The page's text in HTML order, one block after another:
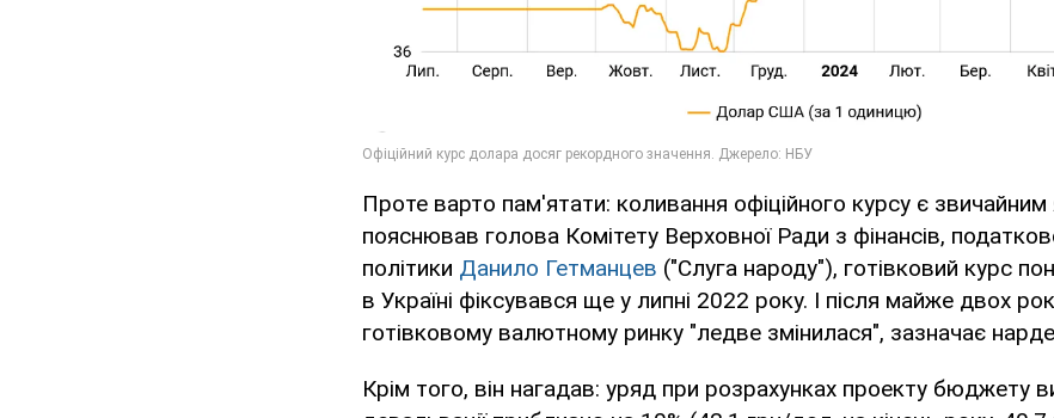
Проте варто пам'ятати: коливання офіційного курсу є
пояснював голова Комітету Верховної Ради з фінансів,
політики Данило Гетманцев ("Слуга народу"), готівковий курс
в Україні фіксувався ще у липні 2022 року. І після майже двох
готівковому валютному ринку "ледве змінилася", зазначає
Крім того, він нагадав: уряд при розрахунках проекту бюджету